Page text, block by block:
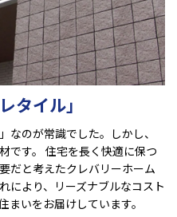
タイル」
なのが常識でした。しかし、
です。 住宅を長く快適に保つ
だと考えたクレバリーホーム
により、リーズナブルなコスト
まいをお届けしています。